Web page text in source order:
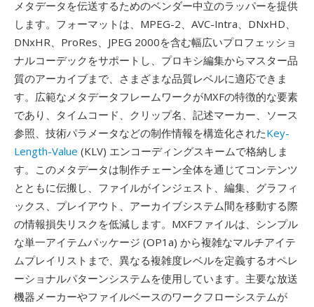
メタデータを伝送するためのベンダー中立のラッパーを提供
します。フォーマットは、MPEG-2、AVC-Intra、DNxHD、
DNxHR、ProRes、JPEG 2000を含む幅広いプロフェッショ
ナルコーデックをサポートし、プロキシ編集からマスター品
質のアーカイブまで、さまざまな品質レベルに適応できま
す。広範なメタデータフレームワークがMXFの特徴的な要素
であり、タイムコード、クリップ名、記述マーカー、ソース
参照、技術パラメータなどの制作情報を構造化されたKey-
Length-Value (KLV) エンコーディングスキームで格納しま
す。このメタデータは制作チェーン全体を通じてコンテンツ
とともに伝搬し、ファイルがインジェスト、編集、グラフィ
ックス、プレイアウト、アーカイブシステム間を移動する際
の情報損失リスクを低減します。MXFファイルは、シンプル
な単一アイテムパッケージ (OP1a) から複雑なマルチアイテ
ムプレイリストまで、異なる複雑度レベルを定義するオペレ
ーショナルパターンシステムを使用しています。主要な放送
機器メーカーやファイルベースのワークフローシステムが